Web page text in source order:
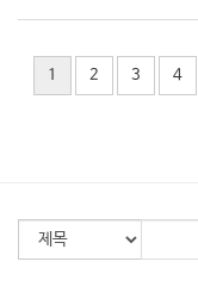
감사기도를 드릴 마음
우리 교회에서는 교회
식사를 대접합니다.
그런데 만약 그런 날에
일인분의 식사만 준비
아마도 주일학교 학생
장년 교우들도 눈을 감
1 2 3 4